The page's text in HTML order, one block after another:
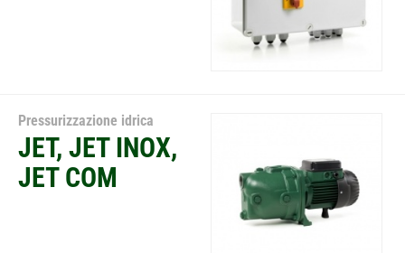
Pressurizzazione idrica
JET, JET INOX,
JET COM